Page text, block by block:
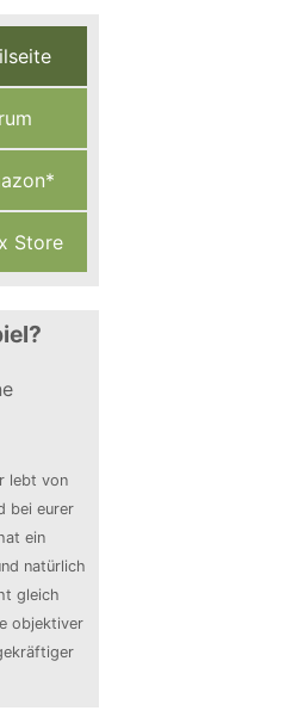
Store
lebt von
bei eurer
ein
natürlich
gleich
objektiver